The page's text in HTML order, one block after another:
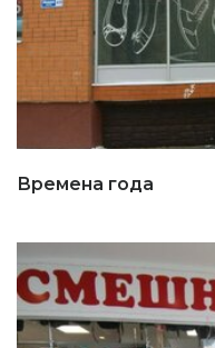
Времена года